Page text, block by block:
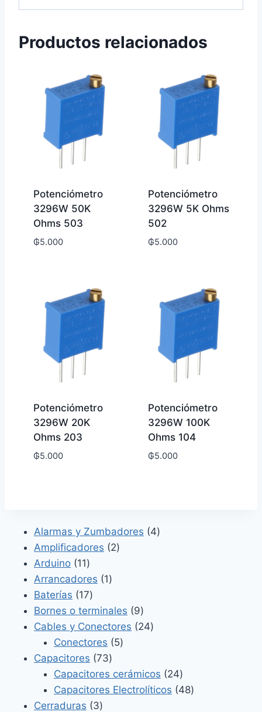
Productos relacionados
Potenciómetro
3296W 50K
Ohms 503
₲5.000
Potenciómetro
3296W 5K Ohms
502
₲5.000
Potenciómetro
3296W 20K
Ohms 203
₲5.000
Potenciómetro
3296W 100K
Ohms 104
₲5.000
Alarmas y Zumbadores 44
Amplificadores 22
Arduino 1111
productos
Arrancadores 11
Baterías 1717
productos
Bornes o terminales 99
productos
Cables y Conectores 2424
Conectores 55
Capacitores 7373
productos
Capacitores cerámicos 2424
productos
Capacitores Electrolíticos 4848
Cerraduras 33